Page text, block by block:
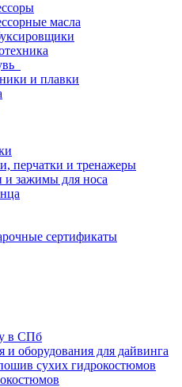
масла
и плавки
перчатки и тренажеры
и зажимы для носа
сертификаты
в СПб
и оборудования для дайвинга
сухих гидрокостюмов